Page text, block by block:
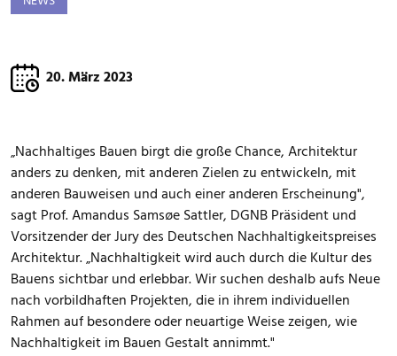
20. März 2023
„Nachhaltiges Bauen birgt die große Chance, Architektur
anders zu denken, mit anderen Zielen zu entwickeln, mit
anderen Bauweisen und auch einer anderen Erscheinung",
sagt Prof. Amandus Samsøe Sattler, DGNB Präsident und
Vorsitzender der Jury des Deutschen Nachhaltigkeitspreises
Architektur. „Nachhaltigkeit wird auch durch die Kultur des
Bauens sichtbar und erlebbar. Wir suchen deshalb aufs Neue
nach vorbildhaften Projekten, die in ihrem individuellen
Rahmen auf besondere oder neuartige Weise zeigen, wie
Nachhaltigkeit im Bauen Gestalt annimmt."